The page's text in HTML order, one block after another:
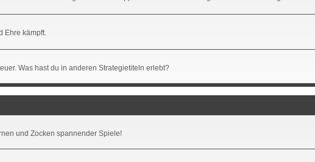
Ehre kämpft.
Was hast du in anderen Strategietiteln erlebt?
und Zocken spannender Spiele!